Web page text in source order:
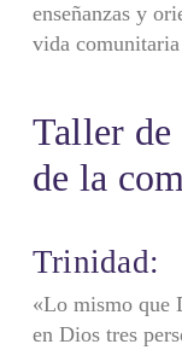
enseñanzas y
vida
Taller de
de la
Trinidad:
«Lo mismo que
en Dios tres